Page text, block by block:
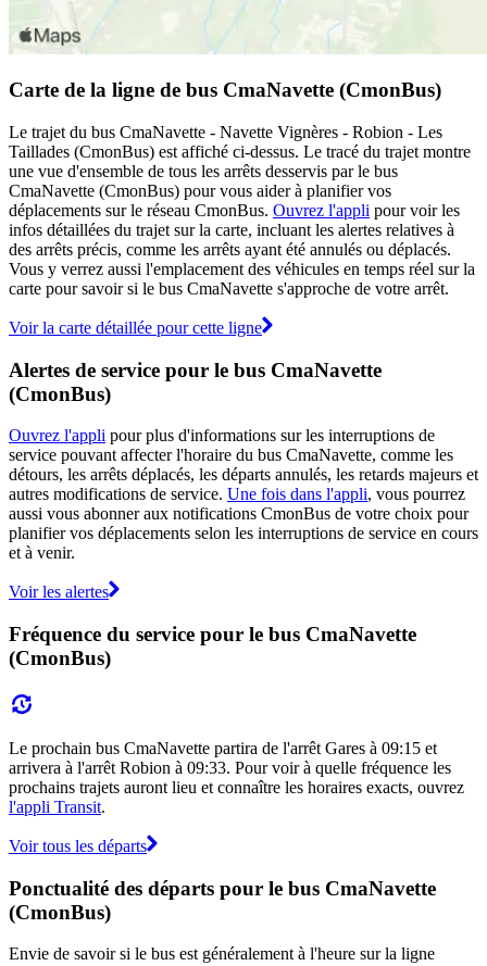
Carte de la ligne de bus CmaNavette (CmonBus)
Le trajet du bus CmaNavette - Navette Vignères - Robion - Les
Taillades (CmonBus) est affiché ci-dessus. Le tracé du trajet montre
une vue d'ensemble de tous les arrêts desservis par le bus
CmaNavette (CmonBus) pour vous aider à planifier vos
déplacements sur le réseau CmonBus. Ouvrez l'appli pour voir les
infos détaillées du trajet sur la carte, incluant les alertes relatives à
des arrêts précis, comme les arrêts ayant été annulés ou déplacés.
Vous y verrez aussi l'emplacement des véhicules en temps réel sur la
carte pour savoir si le bus CmaNavette s'approche de votre arrêt.
Voir la carte détaillée pour cette ligne
Alertes de service pour le bus CmaNavette
(CmonBus)
Ouvrez l'appli pour plus d'informations sur les interruptions de
service pouvant affecter l'horaire du bus CmaNavette, comme les
détours, les arrêts déplacés, les départs annulés, les retards majeurs et
autres modifications de service. Une fois dans l'appli, vous pourrez
aussi vous abonner aux notifications CmonBus de votre choix pour
planifier vos déplacements selon les interruptions de service en cours
et à venir.
Voir les alertes
Fréquence du service pour le bus CmaNavette
(CmonBus)
Le prochain bus CmaNavette partira de l'arrêt Gares à 09:15 et
arrivera à l'arrêt Robion à 09:33. Pour voir à quelle fréquence les
prochains trajets auront lieu et connaître les horaires exacts, ouvrez
l'appli Transit.
Voir tous les départs
Ponctualité des départs pour le bus CmaNavette
(CmonBus)
Envie de savoir si le bus est généralement à l'heure sur la ligne